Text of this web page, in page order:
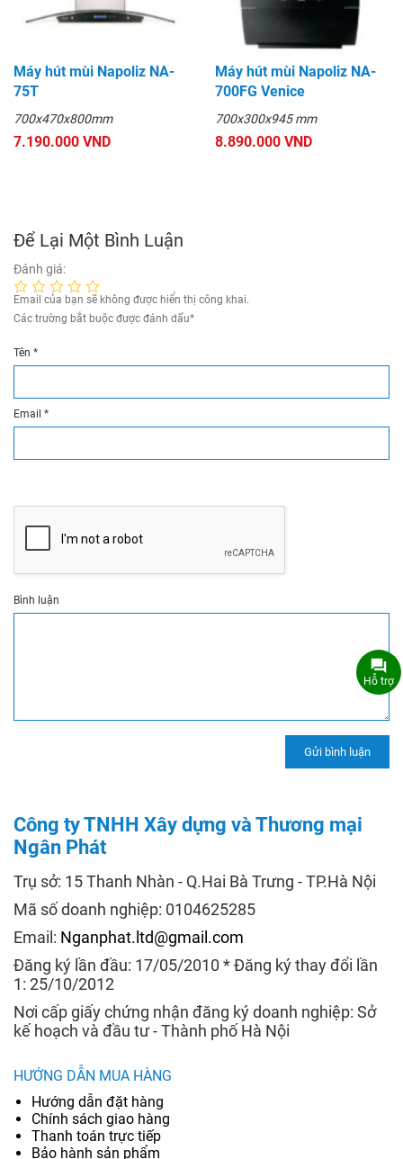
Máy hút mùi Napoliz NA-
75T
700x470x800mm
7.190.000 VND
Máy hút mùi Napoliz NA-
700FG Venice
700x300x945 mm
8.890.000 VND
Để Lại Một Bình Luận
Đánh giá:
Email của bạn sẽ không được hiển thị công khai.
Các trường bắt buộc được đánh dấu*
Tên *
Email *
Bình luận
Công ty TNHH Xây dựng và Thương mại
Ngân Phát
Trụ sở: 15 Thanh Nhàn - Q.Hai Bà Trưng - TP.Hà Nội
Mã số doanh nghiệp: 0104625285
Email: Nganphat.ltd@gmail.com
Đăng ký lần đầu: 17/05/2010 * Đăng ký thay đổi lần
1: 25/10/2012
Nơi cấp giấy chứng nhận đăng ký doanh nghiệp: Sở
kế hoạch và đầu tư - Thành phố Hà Nội
HƯỚNG DẪN MUA HÀNG
Hướng dẫn đặt hàng
Chính sách giao hàng
Thanh toán trực tiếp
Bảo hành sản phẩm
Hỗ trợ